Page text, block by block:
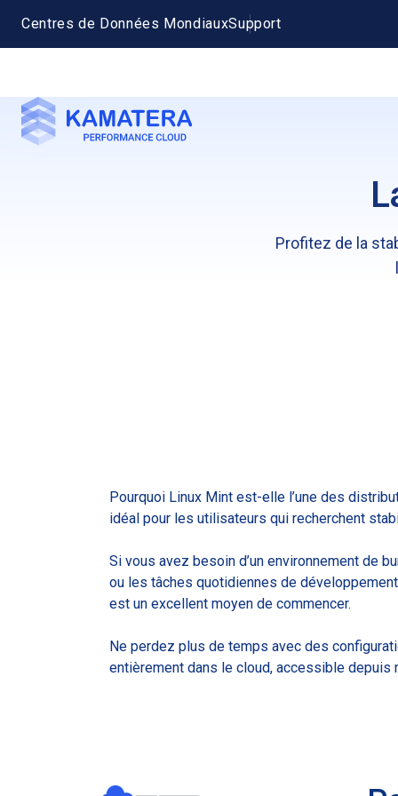
Centres de Données MondiauxSupport
Profitez de la
Pourquoi Linux Mint est-elle l’une des
idéal pour les utilisateurs qui recherchent
Si vous avez besoin d’un environnement de
ou les tâches quotidiennes de
est un excellent moyen de commencer.
Ne perdez plus de temps avec des
entièrement dans le cloud, accessible depuis